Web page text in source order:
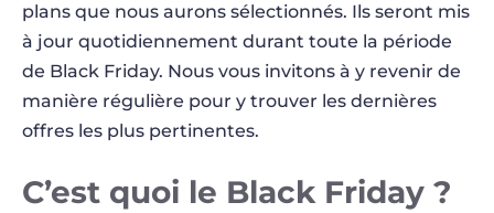
plans que nous aurons sélectionnés. Ils seront mis
à jour quotidiennement durant toute la période
de Black Friday. Nous vous invitons à y revenir de
manière régulière pour y trouver les dernières
offres les plus pertinentes.
C’est quoi le Black Friday ?